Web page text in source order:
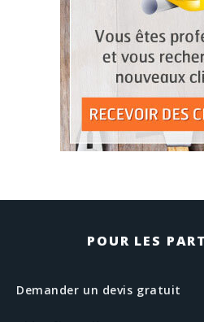
POUR LES
Demander un devis gratuit